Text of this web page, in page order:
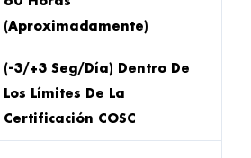
(aproximadamente)
(-3/+3 Seg/día) Dentro De
Los Límites De La
Certificación COSC